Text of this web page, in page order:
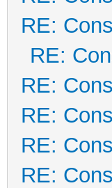
RE:
RE:
RE:
RE:
RE:
RE: